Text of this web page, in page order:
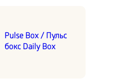
Pulse Box / Пульс
бокс Daily Box